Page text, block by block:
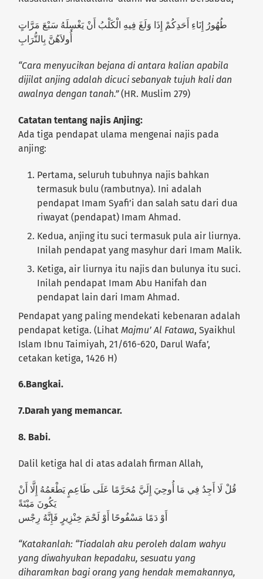
طُهُورُ إِنَاءِ أَحَدِكُمْ إِذَا وَلَغَ فِيهِ الْكَلْبُ أَنْ يَغْسِلَهُ سَبْعَ مَرَّاتٍ
أُولاَهُنَّ بِالتُّرَابِ
“Cara menyucikan bejana di antara kalian apabila
dijilat anjing adalah dicuci sebanyak tujuh kali dan
awalnya dengan tanah.”(HR. Muslim 279)
Catatan tentang najis Anjing:
Ada tiga pendapat ulama mengenai najis pada
anjing:
Pertama, seluruh tubuhnya najis bahkan
termasuk bulu (rambutnya). Ini adalah
pendapat Imam Syafi’i dan salah satu dari dua
riwayat (pendapat) Imam Ahmad.
Kedua, anjing itu suci termasuk pula air liurnya.
Inilah pendapat yang masyhur dari Imam Malik.
Ketiga, air liurnya itu najis dan bulunya itu suci.
Inilah pendapat Imam Abu Hanifah dan
pendapat lain dari Imam Ahmad.
Pendapat yang paling mendekati kebenaran adalah
pendapat ketiga. (LihatMajmu’ Al Fatawa, Syaikhul
Islam Ibnu Taimiyah, 21/616-620, Darul Wafa’,
cetakan ketiga, 1426 H)
6.Bangkai.
7.Darah yang memancar.
8. Babi.
Dalil ketiga hal di atas adalah firman Allah,
قُلْ لَا أَجِدُ فِي مَا أُوحِيَ إِلَيَّ مُحَرَّمًا عَلَى طَاعِمٍ يَطْعَمُهُ إِلَّا أَنْ
يَكُونَ مَيْتَةً
أَوْ دَمًا مَسْفُوحًا أَوْ لَحْمَ خِنْزِيرٍ فَإِنَّهُ رِجْس
“Katakanlah: “Tiadalah aku peroleh dalam wahyu
yang diwahyukan kepadaku, sesuatu yang
diharamkan bagi orang yang hendak memakannya,